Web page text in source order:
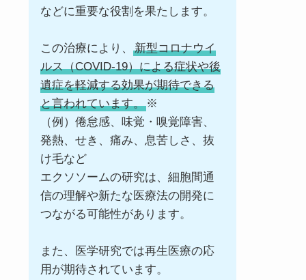
などに重要な役割を果たします。
この治療により、
新型コロナウイ
ルス（COVID-19）による症状や後
遺症を軽減する効果が期待できる
と言われています。※
（例）倦怠感、味覚・嗅覚障害、
発熱、せき、痛み、息苦しさ、抜
け毛など
エクソソームの研究は、細胞間通
信の理解や新たな医療法の開発に
つながる可能性があります。
また、医学研究では再生医療の応
用が期待されています。